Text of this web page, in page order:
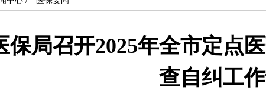
保局召开2025年全市定点
查自纠工